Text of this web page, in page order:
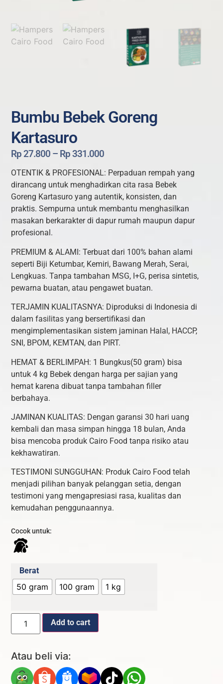
Bumbu Bebek Goreng
Kartasuro
Rp27.800 – Rp331.000
OTENTIK & PROFESIONAL: Perpaduan rempah yang
dirancang untuk menghadirkan cita rasa Bebek
Goreng Kartasuro yang autentik, konsisten, dan
praktis. Sempurna untuk membantu menghasilkan
masakan berkarakter di dapur rumah maupun dapur
profesional.
PREMIUM & ALAMI: Terbuat dari 100% bahan alami
seperti Biji Ketumbar, Kemiri, Bawang Merah, Serai,
Lengkuas. Tanpa tambahan MSG, I+G, perisa sintetis,
pewarna buatan, atau pengawet buatan.
TERJAMIN KUALITASNYA: Diproduksi di Indonesia di
dalam fasilitas yang bersertifikasi dan
mengimplementasikan sistem jaminan Halal, HACCP,
SNI, BPOM, KEMTAN, dan PIRT.
HEMAT & BERLIMPAH: 1 Bungkus(50 gram) bisa
untuk 4 kg Bebek dengan harga per sajian yang
hemat karena dibuat tanpa tambahan filler
berbahaya.
JAMINAN KUALITAS: Dengan garansi 30 hari uang
kembali dan masa simpan hingga 18 bulan, Anda
bisa mencoba produk Cairo Food tanpa risiko atau
kekhawatiran.
TESTIMONI SUNGGUHAN: Produk Cairo Food telah
menjadi pilihan banyak pelanggan setia, dengan
testimoni yang mengapresiasi rasa, kualitas dan
kemudahan penggunaannya.
Cocok untuk:
Berat
50 gram 100 gram 1 kg
Add to cart
Atau beli via: